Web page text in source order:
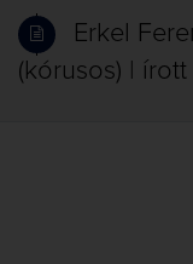
Erkel
(kórusos) |